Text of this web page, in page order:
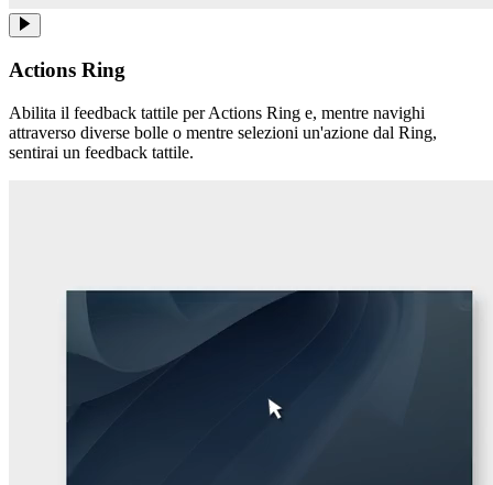
Actions Ring
Abilita il feedback tattile per Actions Ring e, mentre navighi
attraverso diverse bolle o mentre selezioni un'azione dal Ring,
sentirai un feedback tattile.